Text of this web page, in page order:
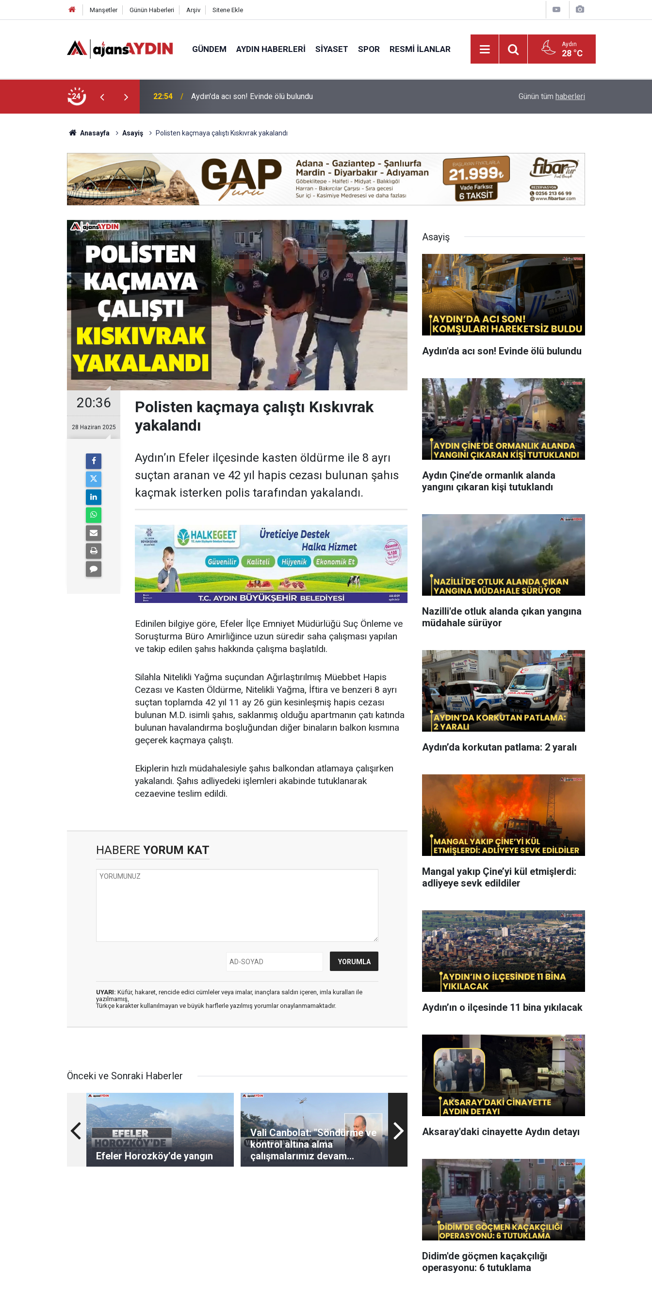
Manşetler Günün Haberleri Arşiv Sitene Ekle
GÜNDEM AYDIN HABERLERI SIYASET SPOR RESMI İLANLAR Aydın
28 °C
24 18:45 Büyükşehir’in Ağız ve Diş Sağlığı hizmeti vatandaşla buluşuyor VALİ VAROL, PMYO’DA İNCELEMELERDE
Günün tüm haberleri
Anasayfa Asayiş Polisten kaçmaya çalıştı Kıskıvrak yakalandı
20:36
28 Haziran 2025
Polisten kaçmaya çalıştı Kıskıvrak
yakalandı
Aydın’ın Efeler ilçesinde kasten öldürme ile 8 ayrı
suçtan aranan ve 42 yıl hapis cezası bulunan şahıs
kaçmak isterken polis tarafından yakalandı.
Edinilen bilgiye göre, Efeler İlçe Emniyet Müdürlüğü Suç Önleme ve
Soruşturma Büro Amirliğince uzun süredir saha çalışması yapılan
ve takip edilen şahıs hakkında çalışma başlatıldı.
Silahla Nitelikli Yağma suçundan Ağırlaştırılmış Müebbet Hapis
Cezası ve Kasten Öldürme, Nitelikli Yağma, İftira ve benzeri 8 ayrı
suçtan toplamda 42 yıl 11 ay 26 gün kesinleşmiş hapis cezası
bulunan M.D. isimli şahıs, saklanmış olduğu apartmanın çatı katında
bulunan havalandırma boşluğundan diğer binaların balkon kısmına
geçerek kaçmaya çalıştı.
Ekiplerin hızlı müdahalesiyle şahıs balkondan atlamaya çalışırken
yakalandı. Şahıs adliyedeki işlemleri akabinde tutuklanarak
cezaevine teslim edildi.
HABERE YORUM KAT
UYARI: Küfür, hakaret, rencide edici cümleler veya imalar, inançlara saldırı içeren, imla kuralları ile
yazılmamış,
Türkçe karakter kullanılmayan ve büyük harflerle yazılmış yorumlar onaylanmamaktadır.
Önceki ve Sonraki Haberler
Efeler Horozköy’de yangın
Vali Canbolat: "Söndürme ve
kontrol altına alma
çalışmalarımız devam
ediyor"
Asayiş
Aydın'da acı son! Evinde ölü bulundu
Aydın Çine’de ormanlık alanda
yangını çıkaran kişi tutuklandı
Nazilli'de otluk alanda çıkan yangına
müdahale sürüyor
Aydın’da korkutan patlama: 2 yaralı
Mangal yakıp Çine’yi kül etmişlerdi:
adliyeye sevk edildiler
Aydın’ın o ilçesinde 11 bina yıkılacak
Aksaray'daki cinayette Aydın detayı
Didim'de göçmen kaçakçılığı
operasyonu: 6 tutuklama